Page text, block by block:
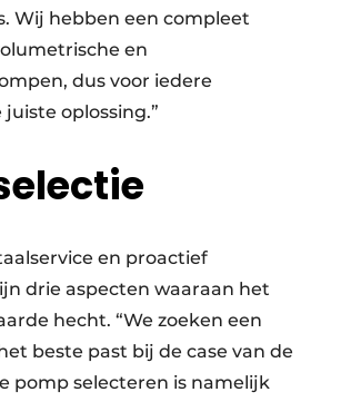
Wij hebben een compleet
en
dus voor iedere
oplossing.”
en proactief
drie aspecten waaraan het
hecht. “We zoeken een
beste past bij de case van de
pomp selecteren is namelijk